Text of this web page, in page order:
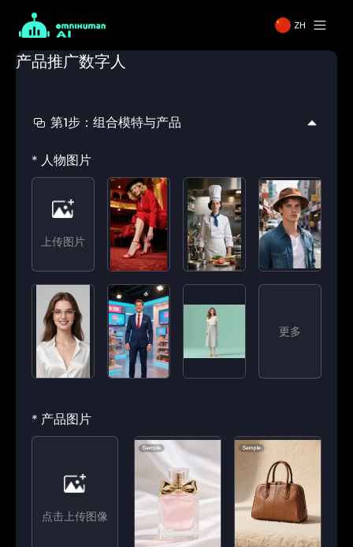
ZH
产品推广数字人
第1步：组合模特与产品
* 人物图片
上传图片
更多
* 产品图片
点击上传图像